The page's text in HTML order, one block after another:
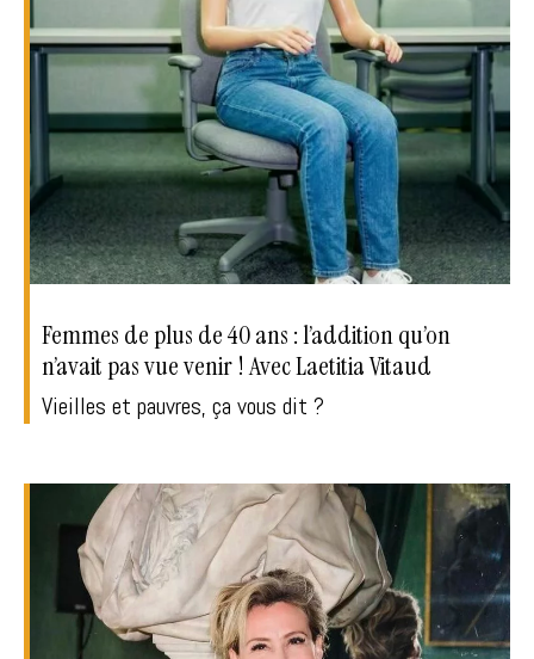
Femmes de plus de 40 ans : l’addition qu’on
n’avait pas vue venir ! Avec Laetitia Vitaud
Vieilles et pauvres, ça vous dit ?